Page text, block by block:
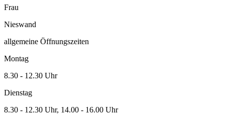
Frau
Nieswand
allgemeine Öffnungszeiten
Montag
8.30 - 12.30 Uhr
Dienstag
8.30 - 12.30 Uhr, 14.00 - 16.00 Uhr